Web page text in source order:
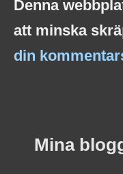
Denna
att minska
din
Mina